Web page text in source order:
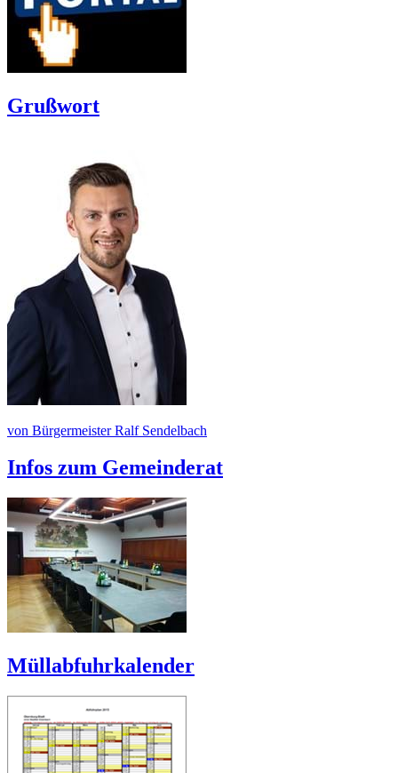
Grußwort
von Bürgermeister Ralf Sendelbach
Infos zum Gemeinderat
Müllabfuhrkalender